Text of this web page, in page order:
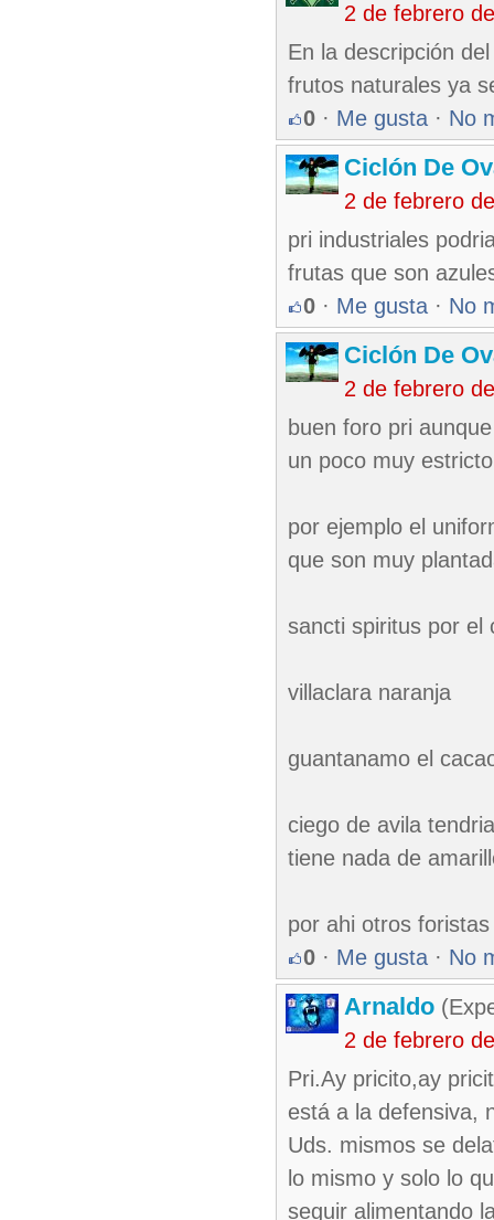
2 de febrero
En la descripción
frutos naturales ya
0 · Me gusta · No
Ciclón De
2 de febrero
pri industriales
frutas que son
0 · Me gusta · No
Ciclón De
2 de febrero
buen foro pri
un poco muy estricto
por ejemplo el
que son muy
sancti spiritus por el
villaclara naranja
guantanamo el
ciego de avila
tiene nada de
por ahi otros
0 · Me gusta · No
Arnaldo
2 de febrero
Pri.Ay pricito,ay
está a la defensiva,
Uds. mismos se
lo mismo y solo lo
seguir alimentando